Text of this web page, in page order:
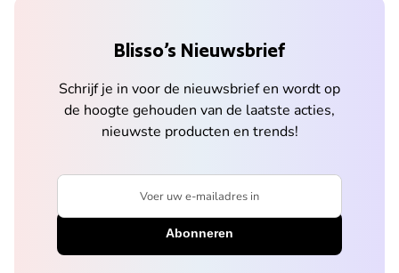
Blisso’s Nieuwsbrief
Schrijf je in voor de nieuwsbrief en wordt op
de hoogte gehouden van de laatste acties,
nieuwste producten en trends!
Voer uw e-mailadres in